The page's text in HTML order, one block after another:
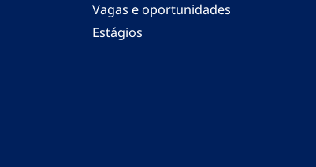
Vagas e oportunidades
Estágios